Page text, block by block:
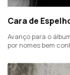
Cara de
Avanço para o
por nomes bem
cantora Maria